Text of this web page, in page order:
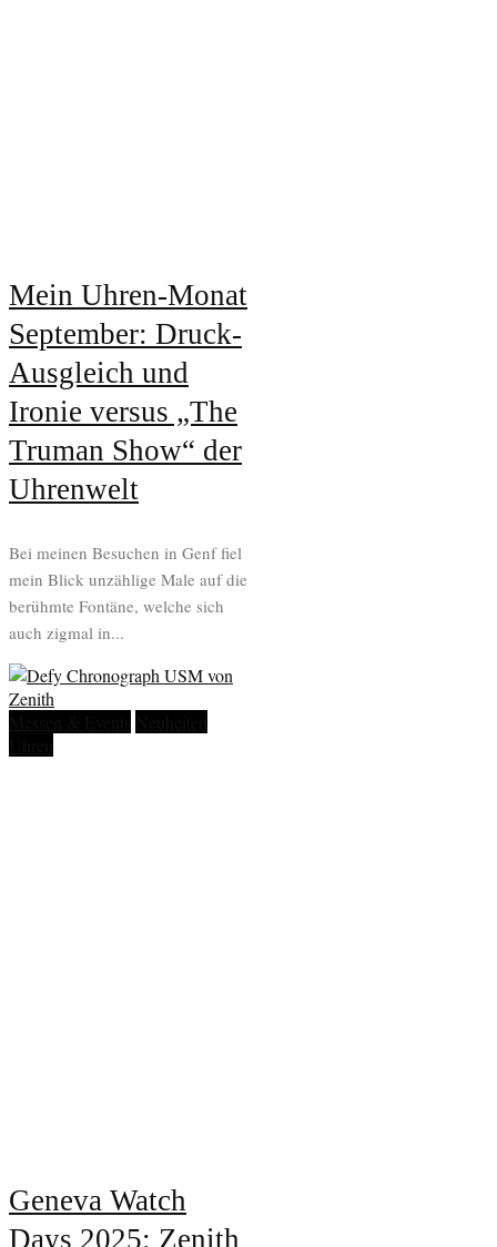
Mein Uhren-Monat
September: Druck-
Ausgleich und
Ironie versus „The
Truman Show“ der
Uhrenwelt
Bei meinen Besuchen in Genf fiel
mein Blick unzählige Male auf die
berühmte Fontäne, welche sich
auch zigmal in...
Geneva Watch
Days 2025: Zenith